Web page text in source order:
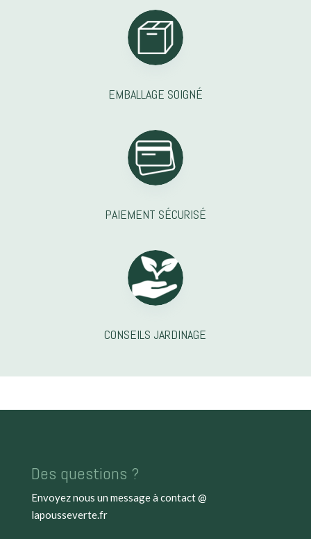
EMBALLAGE SOIGNÉ
PAIEMENT SÉCURISÉ
CONSEILS JARDINAGE
Des questions ?
Envoyez nous un message à contact @
lapousseverte.fr